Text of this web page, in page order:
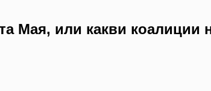
Мая, или какви коалиции